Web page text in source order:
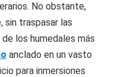
No obstante,
sin traspasar las
los humedales más
anclado en un vasto
para inmersiones